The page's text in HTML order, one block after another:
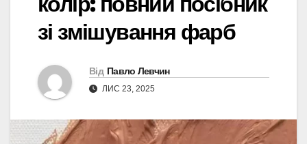
зі змішування фарб
Від Павло Левчин
ЛИС 23, 2025